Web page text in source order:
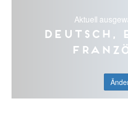
Aktuell
Deutsch,